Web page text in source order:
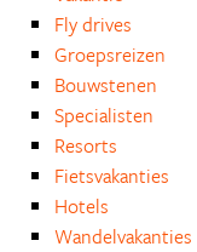
Fly drives
Groepsreizen
Bouwstenen
Specialisten
Resorts
Fietsvakanties
Hotels
Wandelvakanties